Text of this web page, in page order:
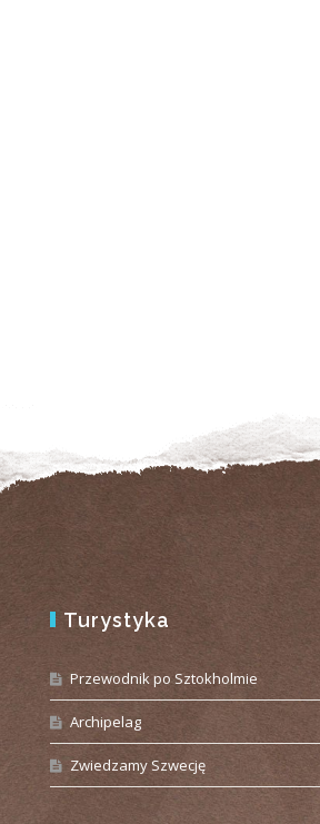
Turystyka
Przewodnik po Sztokholmie
Archipelag
Zwiedzamy Szwecję